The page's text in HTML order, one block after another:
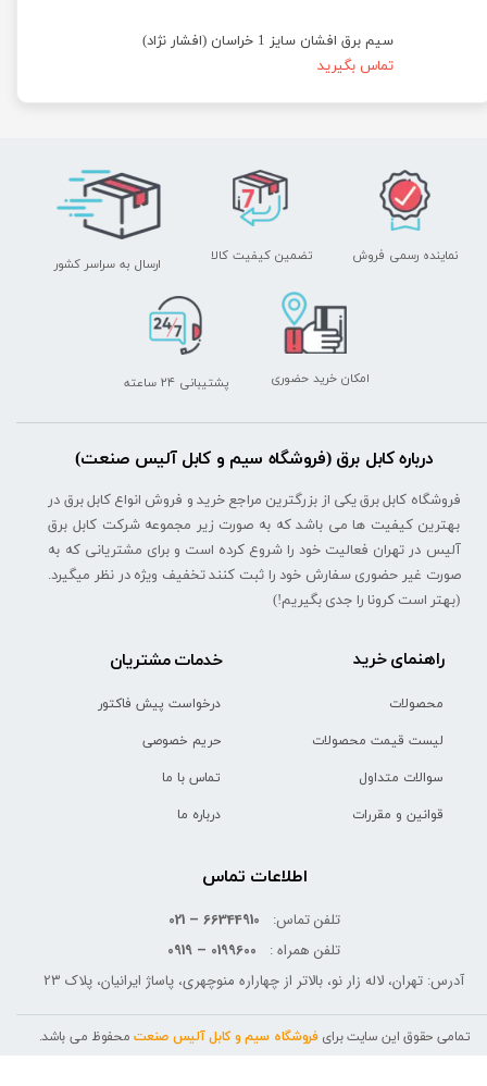
سیم برق افشان سایز 1 خراسان (افشار نژاد)
تماس بگیرید
درباره کابل برق (فروشگاه سیم و کابل آلیس صنعت)
فروشگاه کابل برق یکی از بزرگترین مراجع خرید و فروش انواع کابل برق در
بهترین کیفیت ها می باشد که به صورت زیر مجموعه شرکت کابل برق
آلیس در تهران فعالیت خود را شروع کرده است و برای مشتریانی که به
صورت غیر حضوری سفارش خود را ثبت کنند تخفیف ویژه در نظر میگیرد.
(بهتر است کرونا را جدی بگیریم!)
تمامی حقوق این سایت برایفروشگاه سیم و کابل آلیس صنعتمحفوظ می باشد.
ارسال به سراسر کشور
پشتیبانی ۲۴ ساعته امکان خرید حضوری
تضمین کیفیت کالا نماینده رسمی فروش
راهنمای خرید
محصولات
لیست قیمت محصولات
سوالات متداول
قوانین و مقررات
خدمات مشتریان
درخواست پیش فاکتور
حریم خصوصی
تماس با ما
درباره ما
اطلاعات تماس
تلفن تماس: 66344910 – 021
تلفن همراه : 0199600 – 0919
آدرس: تهران، لاله زار نو، بالاتر از چهاراره منوچهری، پاساژ ایرانیان، پلاک 23